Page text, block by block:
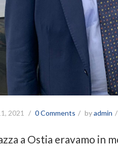
2021 0 Comments byadmin
a Ostia eravamo in